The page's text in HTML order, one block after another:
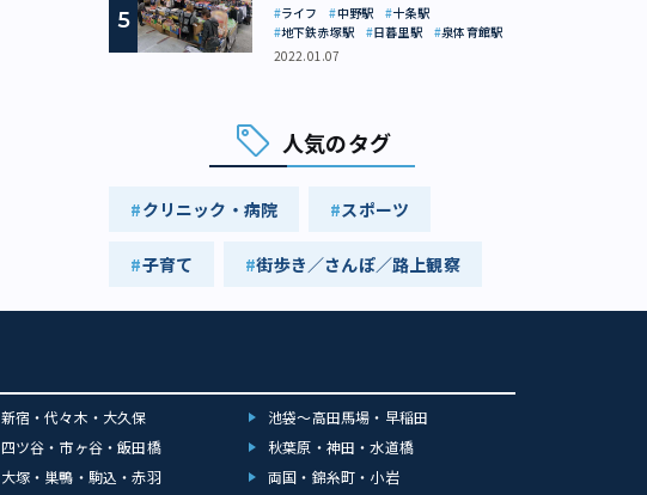
ライフ 中野駅
十条駅
地下鉄赤塚駅
日暮里駅
泉体育館駅
2022.01.07
人気のタグ
クリニック・病院 スポーツ
子育て 街歩き／さんぽ／路上観察
新宿・代々木・大久保
池袋～高田馬場・早稲田
四ツ谷・市ヶ谷・飯田橋
秋葉原・神田・水道橋
大塚・巣鴨・駒込・赤羽
両国・錦糸町・小岩